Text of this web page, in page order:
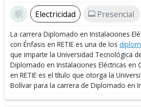
Electricidad Presencial
La carrera Diplomado en Instalaciones
con Énfasis en RETIE es una de los
que imparte la Universidad Tecnológica
Diplomado en Instalaciones Eléctricas en
en RETIE es el título que otorga la
Bolívar para la carrera de Diplomado en